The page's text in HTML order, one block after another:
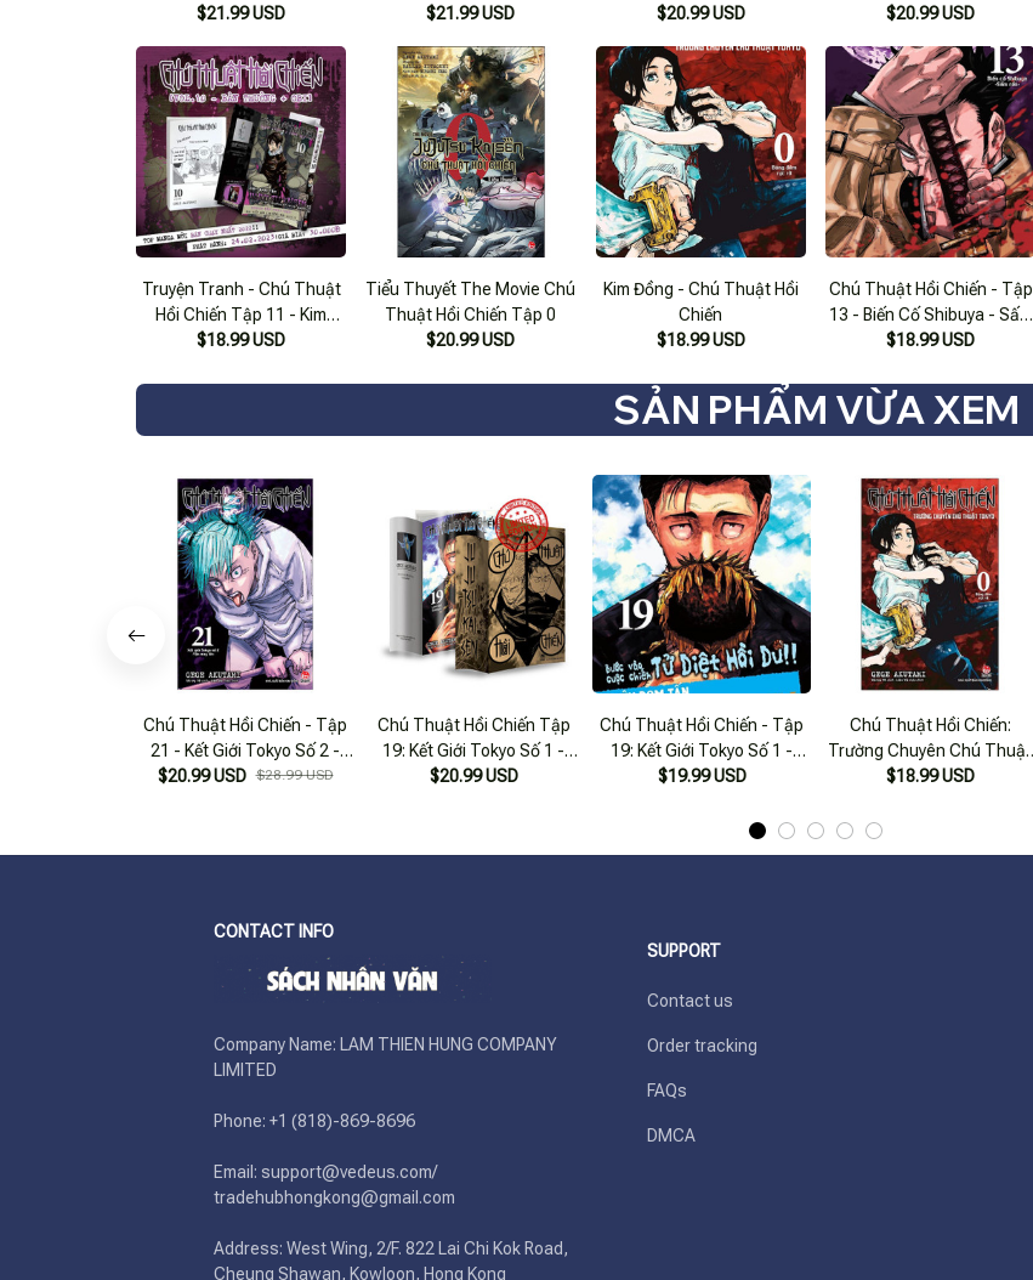
Giới Hạn
$21.99 USD
$21.99 USD
$20.99 USD
$20.99 USD
Truyện Tranh - Chú Thuật
Hồi Chiến Tập 11 - Kim
Đồng
$18.99 USD
Tiểu Thuyết The Movie Chú
Thuật Hồi Chiến Tập 0
$20.99 USD
Kim Đồng - Chú Thuật Hồi
Chiến
$18.99 USD
Chú Thuật Hồi Chiến - Tập
13 - Biến Cố Shibuya - Sấm
Rền
$18.99 USD
SẢN PHẨM VỪA XEM
Chú Thuật Hồi Chiến - Tập
21 - Kết Giới Tokyo Số 2 -
Vận May Lớn
$20.99 USD $28.99 USD
Chú Thuật Hồi Chiến Tập
19: Kết Giới Tokyo Số 1 -
Người Đàn Ông Giận Dữ
$20.99 USD
Chú Thuật Hồi Chiến - Tập
19: Kết Giới Tokyo Số 1 -
Người Đàn Ông Giận Dữ
$19.99 USD
Chú Thuật Hồi Chiến:
Trường Chuyên Chú Thuật
Tokyo - Tập 0
$18.99 USD
CONTACT INFO
Company Name: LAM THIEN HUNG COMPANY
LIMITED
Phone: +1 (818)-869-8696
Email: support@vedeus.com/
tradehubhongkong@gmail.com
Address: West Wing, 2/F. 822 Lai Chi Kok Road,
Cheung Shawan, Kowloon, Hong Kong
SUPPORT
Contact us
Order tracking
FAQs
DMCA